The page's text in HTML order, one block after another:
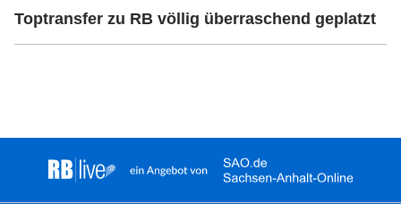
Toptransfer zu RB völlig überraschend geplatzt